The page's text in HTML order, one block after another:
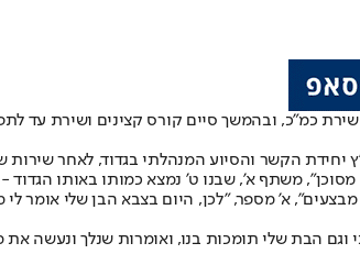
בגבעתי, שם השלים מסלול כלוחם, שירת כמ"כ, ובהמשך סיים
משתף א', שבנו ט' נמצא כמותו באותו הגדוד
א' מספר, "לכן, היום בצבא הבן שלי אומר
ולאותה פלוגה. "אשתי וגם הבת שלי תומכות בנו,